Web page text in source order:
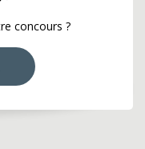
concours ?